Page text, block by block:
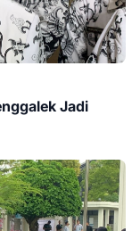
Jadi